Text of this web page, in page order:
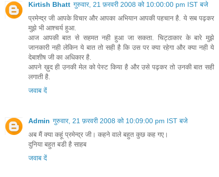
Kirtish Bhatt गुरुवार, 21 फ़रवरी 2008 को 10:00:00 pm IST बजे
प्रमेन्द्र जी आपके विचार और आपका अभियान आपकी पहचान है. ये सब पढ़कर
मुझे भी आश्चर्य हुआ.
आज आपकी बात से सहमत नही हुआ जा सकता. चिट्ठाकार के बारे मुझे
जानकारी नही लेकिन ये बात तो सही है कि उस पर क्या रहेगा और क्या नही ये
देबाशीष जी का अधिकार है.
आपने ख़ुद ही उनकी मेल को पेस्ट किया है और उसे पढ़कर तो उनकी बात सही
लगाती है.
जवाब दें
Admin गुरुवार, 21 फ़रवरी 2008 को 10:09:00 pm IST बजे
अब मैं क्या कहूं प्रमेन्द्र जी। कहने वाले बहुत कुछ कह गए।
दुनिया बहुत बडी है साहब
जवाब दें